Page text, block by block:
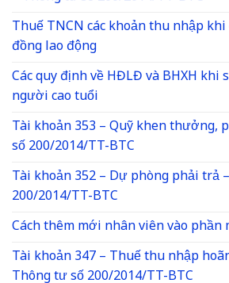
Thuế TNCN các khoản thu nhập
đồng lao động
Các quy định về HĐLĐ và BHXH khi
người cao tuổi
Tài khoản 353 – Quỹ khen thưởng,
số 200/2014/TT-BTC
Tài khoản 352 – Dự phòng phải trả
200/2014/TT-BTC
Cách thêm mới nhân viên vào phần
Tài khoản 347 – Thuế thu nhập
Thông tư số 200/2014/TT-BTC